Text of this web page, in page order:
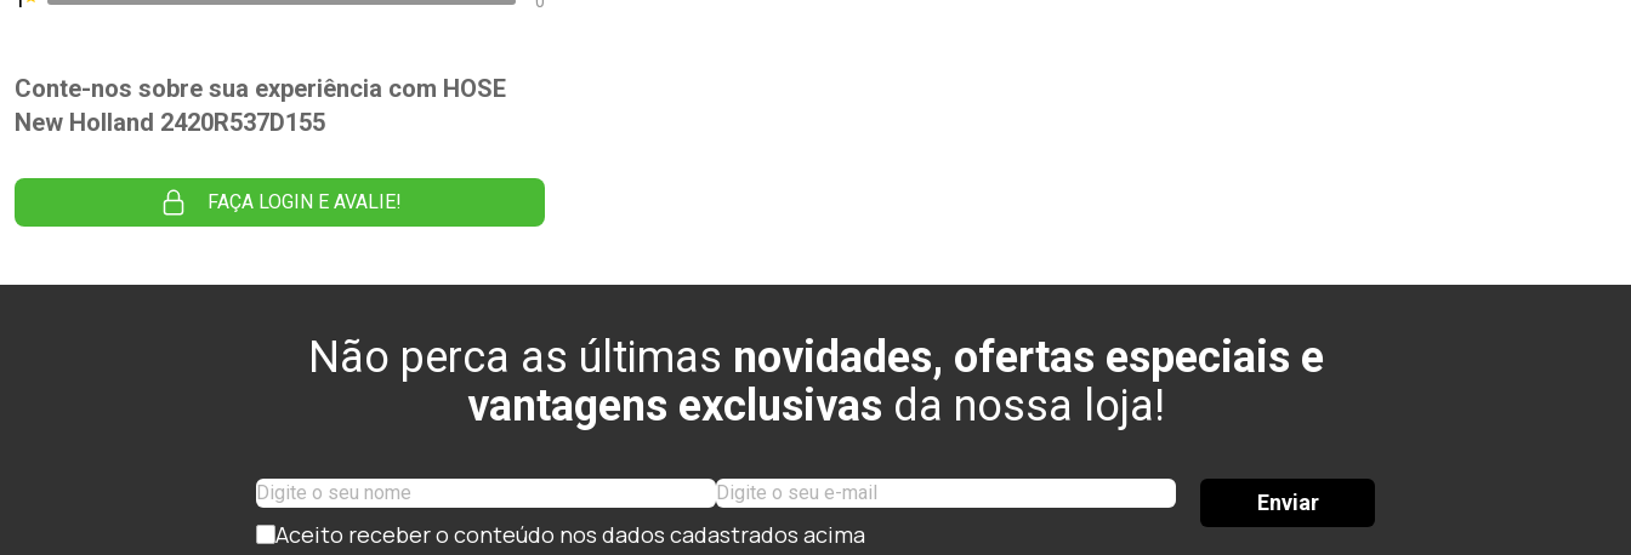
Conte-nos sobre sua experiência com HOSE
New Holland 2420R537D155
FAÇA LOGIN E AVALIE!
Não perca as últimas novidades, ofertas especiais e
vantagens exclusivas da nossa loja!
Aceito receber o conteúdo nos dados cadastrados acima
Enviar